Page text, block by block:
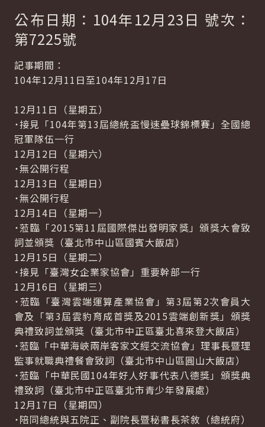
公布日期：104年12月23日 號次：
第7225號
記事期間：
104年12月11日至104年12月17日
12月11日（星期五）
˙接見「104年第13屆總統盃慢速壘球錦標賽」全國總
冠軍隊伍一行
12月12日（星期六）
˙無公開行程
12月13日（星期日）
˙無公開行程
12月14日（星期一）
˙蒞臨「2015第11屆國際傑出發明家獎」頒獎大會致
詞並頒獎（臺北市中山區國賓大飯店）
12月15日（星期二）
˙接見「臺灣女企業家協會」重要幹部一行
12月16日（星期三）
˙蒞臨「臺灣雲端運算產業協會」第3屆第2次會員大
會及「第3屆雲豹育成首獎及2015雲端創新獎」頒獎
典禮致詞並頒獎（臺北市中正區臺北喜來登大飯店）
˙蒞臨「中華海峽兩岸客家文經交流協會」理事長暨理
監事就職典禮餐會致詞（臺北市中山區圓山大飯店）
˙蒞臨「中華民國104年好人好事代表八德獎」頒獎典
禮致詞（臺北市中正區臺北市青少年發展處）
12月17日（星期四）
˙陪同總統與五院正、副院長暨秘書長茶敘（總統府）